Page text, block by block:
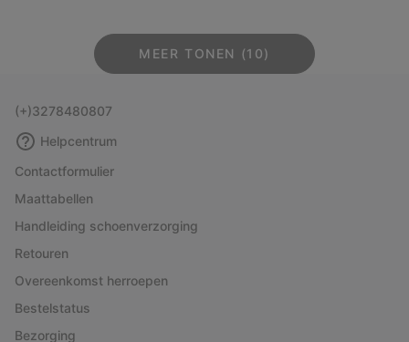
MEER TONEN (10)
(+)3278480807
Helpcentrum
Contactformulier
Maattabellen
Handleiding schoenverzorging
Retouren
Overeenkomst herroepen
Bestelstatus
Bezorging